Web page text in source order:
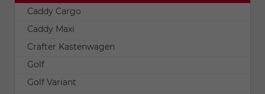
Caddy Cargo
Caddy Maxi
Crafter Kastenwagen
Golf
Golf Variant